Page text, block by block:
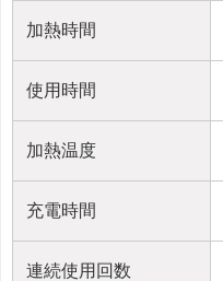
加熱時間
使用時間
加熱温度
充電時間
連続使用回数